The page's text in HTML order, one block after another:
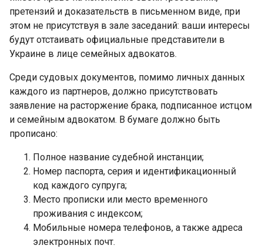
претензий и доказательств в письменном виде, при
этом не присутствуя в зале заседаний: ваши интересы
будут отстаивать официальные представители в
Украине в лице семейных адвокатов.
Среди судовых документов, помимо личных данных
каждого из партнеров, должно присутствовать
заявление на расторжение брака, подписанное истцом
и семейным адвокатом. В бумаге должно быть
прописано:
Полное название судебной инстанции;
Номер паспорта, серия и идентификационный
код каждого супруга;
Место прописки или место временного
проживания с индексом;
Мобильные номера телефонов, а также адреса
электронных почт.